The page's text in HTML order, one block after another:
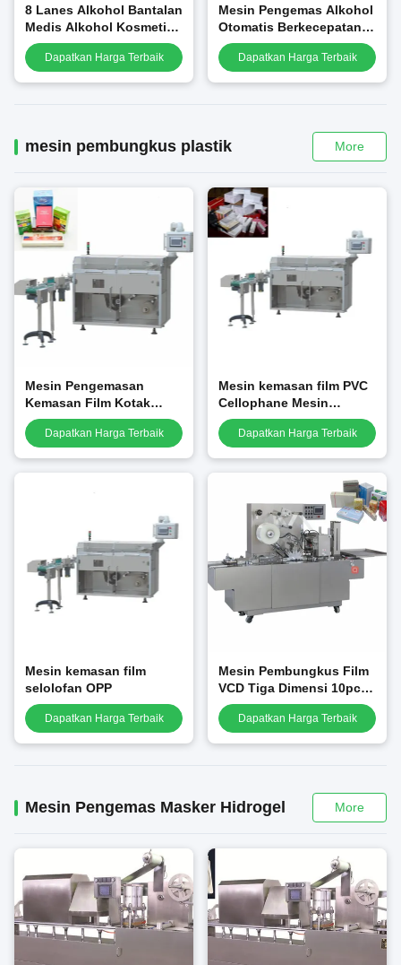
8 Lanes Alkohol Bantalan
Medis Alkohol Kosmetik
Kapas Membuat Mesin
Pengemas
Dapatkan Harga Terbaik
Mesin Pengemas Alkohol
Otomatis Berkecepatan
Tinggi Menyegarkan Tisu
BasahDapatkan Harga Terbaik
mesin pembungkus plastik More
Mesin Pengemasan
Kemasan Film Kotak
Sabun Parfum Otomatis
Mesin Membungkus
Dapatkan Harga Terbaik
Mesin kemasan film PVC
Cellophane Mesin
kemasan cellophane
Dapatkan Harga Terbaik
Mesin kemasan film
selolofan OPP
Dapatkan Harga Terbaik
Mesin Pembungkus Film
VCD Tiga Dimensi 10pcs /
Min
Dapatkan Harga Terbaik
Mesin Pengemas Masker Hidrogel More